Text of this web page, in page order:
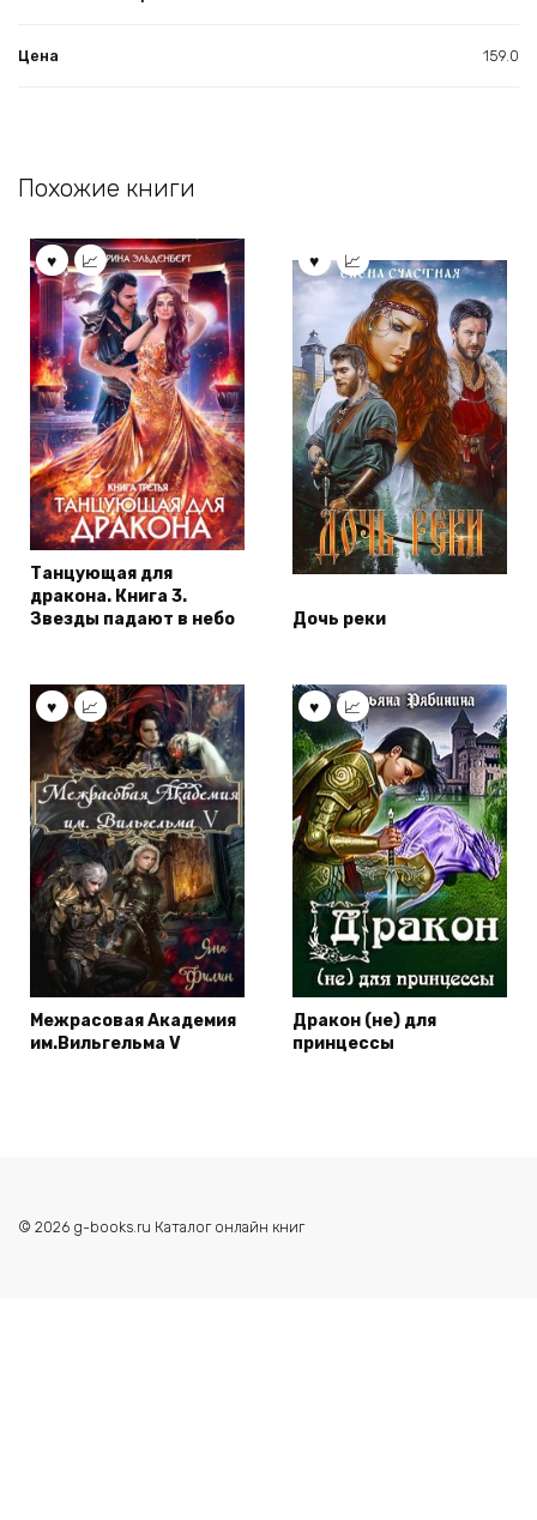
Цена 159.0
Похожие книги
Танцующая для
дракона. Книга 3.
Звезды падают в небо
Дочь реки
Межрасовая Академия
им.Вильгельма V
Дракон (не) для
принцессы
© 2026 g-books.ru Каталог онлайн книг